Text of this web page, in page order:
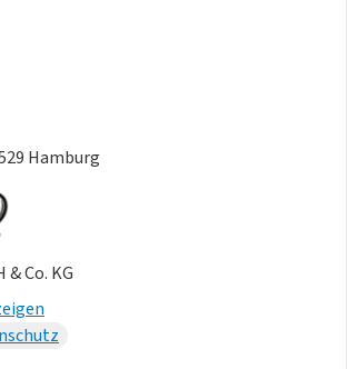
Hamburg
Co. KG